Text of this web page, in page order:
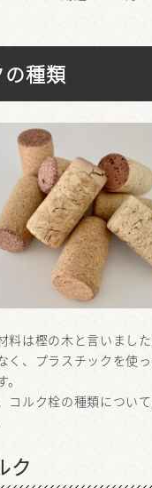
の種類
料は樫の木と言いまし
く、プラスチックを使
コルク栓の種類につい
ク